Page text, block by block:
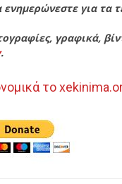
ενημερώνεστε για τα
γραφικά,
.
το